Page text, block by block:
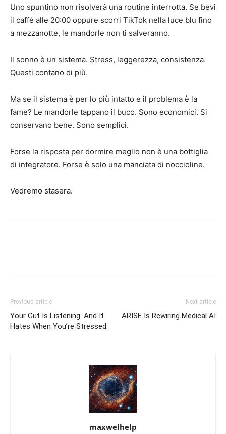
Uno spuntino non risolverà una routine interrotta. Se bevi
il caffè alle 20:00 oppure scorri TikTok nella luce blu fino
a mezzanotte, le mandorle non ti salveranno.
Il sonno è un sistema. Stress, leggerezza, consistenza.
Questi contano di più.
Ma se il sistema è per lo più intatto e il problema è la
fame? Le mandorle tappano il buco. Sono economici. Si
conservano bene. Sono semplici.
Forse la risposta per dormire meglio non è una bottiglia
di integratore. Forse è solo una manciata di noccioline.
Vedremo stasera.
Previous article
Your Gut Is Listening. And It
Hates When You’re Stressed.
Next article
ARISE Is Rewiring Medical AI
maxwelhelp